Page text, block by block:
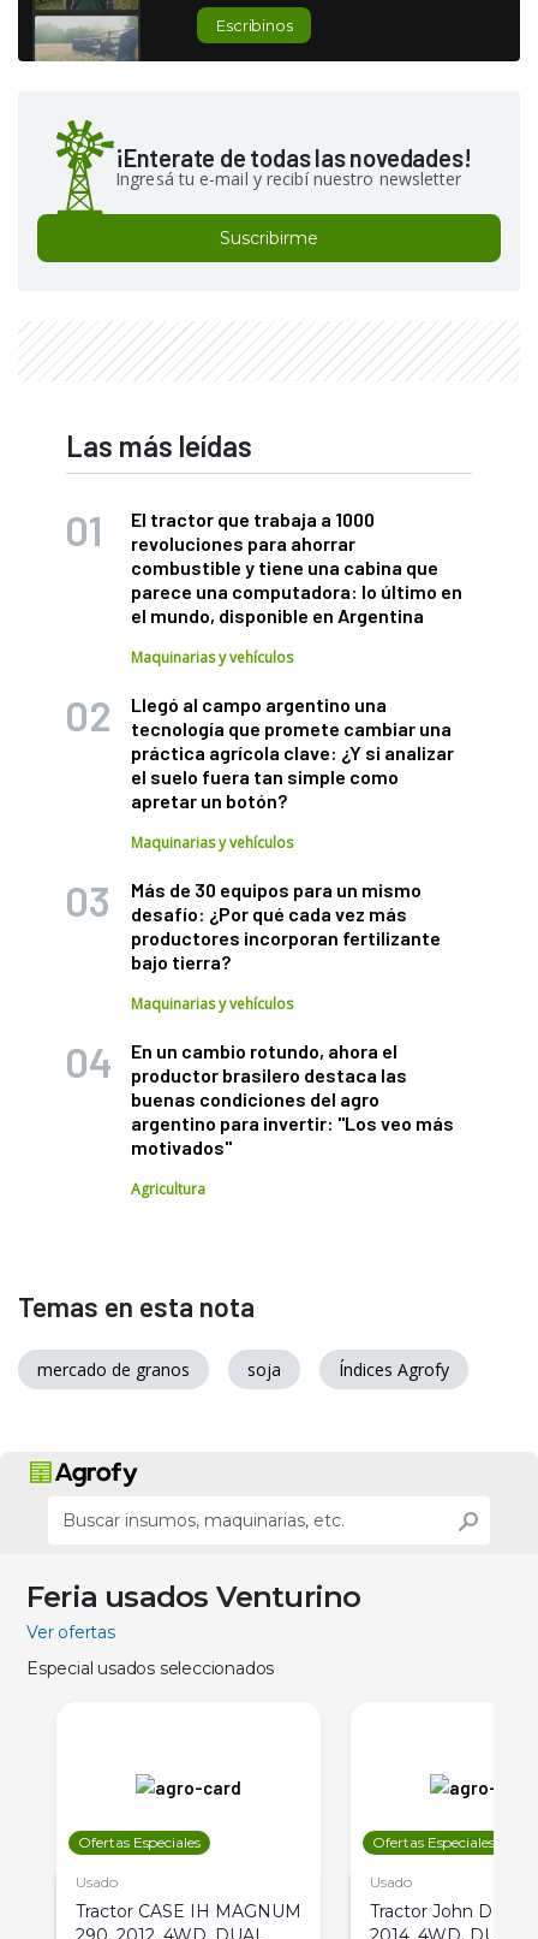
Escribinos
¡Enterate de todas las novedades!
Ingresá tu e-mail y recibí nuestro newsletter
Suscribirme
Las más leídas
El tractor que trabaja a 1000
revoluciones para ahorrar
combustible y tiene una cabina que
parece una computadora: lo último en
el mundo, disponible en Argentina
Maquinarias y vehículos
Llegó al campo argentino una
tecnología que promete cambiar una
práctica agrícola clave: ¿Y si analizar
el suelo fuera tan simple como
apretar un botón?
Maquinarias y vehículos
Más de 30 equipos para un mismo
desafío: ¿Por qué cada vez más
productores incorporan fertilizante
bajo tierra?
Maquinarias y vehículos
En un cambio rotundo, ahora el
productor brasilero destaca las
buenas condiciones del agro
argentino para invertir: "Los veo más
motivados"
Agricultura
Temas en esta nota
mercado de granos soja Índices Agrofy
Feria usados Venturino
Ver ofertas
Especial usados seleccionados
Ofertas Especiales
Usado
Tractor CASE IH MAGNUM
Ofertas Especiales
Usado
Tractor John Deere